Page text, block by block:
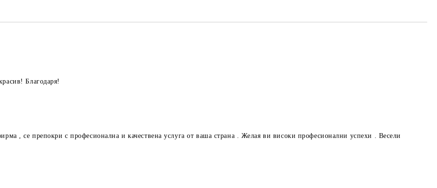
Благодаря!
, се препокри с професионална и качествена услуга от ваша страна . Желая ви високи професионални успехи . Весели